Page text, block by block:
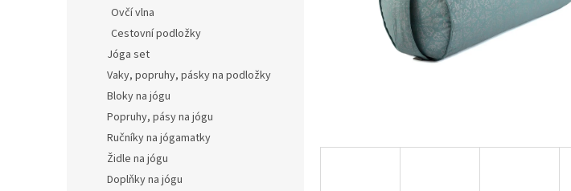
Ovčí vlna
Cestovní podložky
Jóga set
Vaky, popruhy, pásky na podložky
Bloky na jógu
Popruhy, pásy na jógu
Ručníky na jógamatky
Židle na jógu
Doplňky na jógu